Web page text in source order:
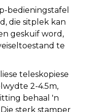
bedieningstafel
die sitplek kan
geskuif word,
te
teleskopiese
2-4.5m,
behaal 'n
sterk stamper